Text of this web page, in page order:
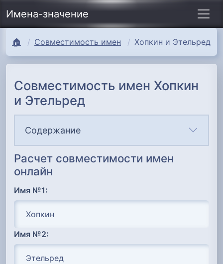
Имена-значение
🏠 Совместимость имен Хопкин и Этельред
Совместимость имен Хопкин
и Этельред
Содержание
Расчет совместимости имен
онлайн
Имя №1:
Имя №2: